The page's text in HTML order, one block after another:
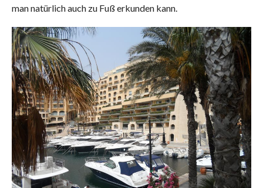
man natürlich auch zu Fuß erkunden kann.